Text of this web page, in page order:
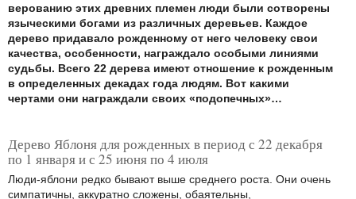
верованию этих древних племен люди были сотворены
языческими богами из различных деревьев. Каждое
дерево придавало рожденному от него человеку свои
качества, особенности, награждало особыми линиями
судьбы. Всего 22 дерева имеют отношение к рожденным
в определенных декадах года людям. Вот какими
чертами они награждали своих «подопечных»…
Дерево Яблоня для рожденных в период с 22 декабря
по 1 января и с 25 июня по 4 июля
Люди-яблони редко бывают выше среднего роста. Они очень
симпатичны, аккуратно сложены, обаятельны,